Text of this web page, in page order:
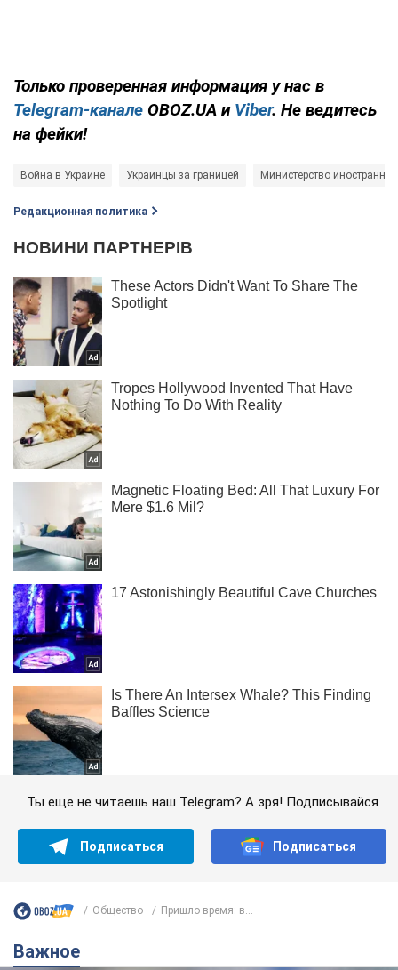
Только проверенная информация у нас в
Telegram-канале OBOZ.UA и Viber. Не ведитесь
на фейки!
Война в Украине Украинцы за границей Министерство
Редакционная политика
Ты еще не читаешь наш Telegram? А зря! Подписывайся
Подписаться Подписаться
Общество Пришло время: в...
Важное